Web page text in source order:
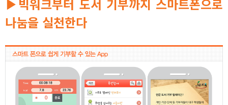
▶ 빅워크부터 도서 기부까지 스마트폰으로
나눔을 실천한다